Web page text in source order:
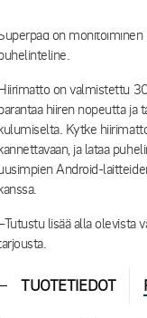
on monitoiminen
on valmistettu
hiiren nopeutta ja
Kytke
ja lataa
Android-
lisää alla olevista
TUOTETIEDOT